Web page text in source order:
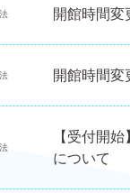
開館時間変
開館時間変
【受付開
について